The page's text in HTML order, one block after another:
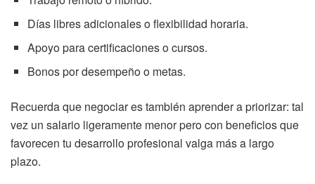
Días libres adicionales o flexibilidad horaria.
Apoyo para certificaciones o cursos.
Bonos por desempeño o metas.
Recuerda que negociar es también aprender a priorizar: tal
vez un salario ligeramente menor pero con beneficios que
favorecen tu desarrollo profesional valga más a largo
plazo.